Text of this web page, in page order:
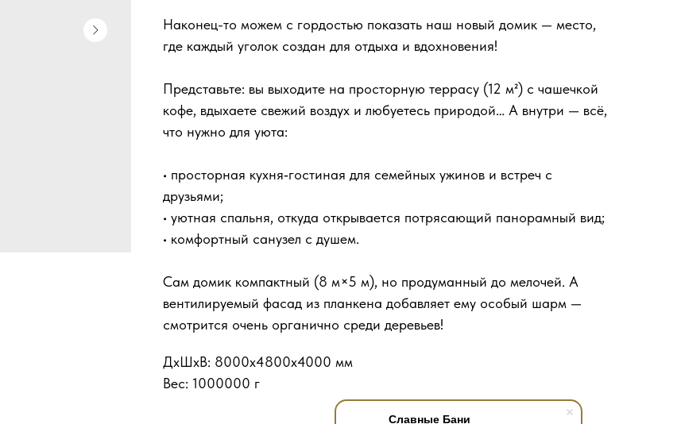
Славные Бани
Наконец-то можем с гордостью показать наш новый домик — место,
где каждый уголок создан для отдыха и вдохновения!
Представьте: вы выходите на просторную террасу (12 м²) с чашечкой
кофе, вдыхаете свежий воздух и любуетесь природой… А внутри — всё,
что нужно для уюта:
• просторная кухня‑гостиная для семейных ужинов и встреч с
друзьями;
• уютная спальня, откуда открывается потрясающий панорамный вид;
• комфортный санузел с душем.
Сам домик компактный (8 м×5 м), но продуманный до мелочей. А
вентилируемый фасад из планкена добавляет ему особый шарм —
смотрится очень органично среди деревьев!
ДxШxВ: 8000x4800x4000 мм
Вес: 1000000 г